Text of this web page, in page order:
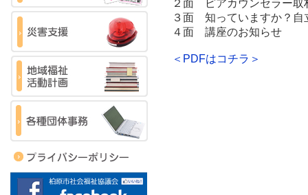
２面 ピアカウンセラー取
３面 知っていますか？自
４面 講座のお知らせ
＜PDFはコチラ＞